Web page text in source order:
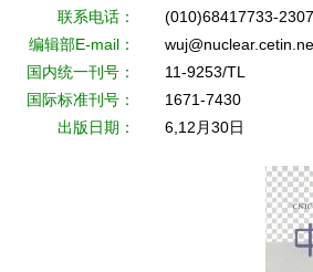
联系电话：
(010)68417733-
编辑部E-mail：
国内统一刊号：
11-9253/TL
国际标准刊号：
1671-7430
出版日期：
6,12月30日